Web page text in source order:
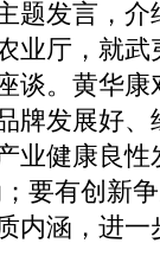
题发言，
业厅，就
谈。黄华
牌发展好
业健康良性
要有创新
内涵，进